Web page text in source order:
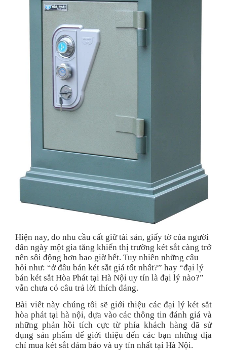
Hiện nay, do nhu cầu cất giữ tài sản, giấy tờ của người
dân ngày một gia tăng khiến thị trường két sắt càng trở
nên sôi động hơn bao giờ hết. Tuy nhiên những câu
hỏi như: “ở đâu bán két sắt giá tốt nhất?” hay “đại lý
bán két sắt Hòa Phát tại Hà Nội uy tín là đại lý nào?”
vẫn chưa có câu trả lời thích đáng.
Bài viết này chúng tôi sẽ giới thiệu các đại lý két sắt
hòa phát tại hà nội, dựa vào các thông tin đánh giá và
những phản hồi tích cực từ phía khách hàng đã sử
dụng sản phẩm để giới thiệu đến các bạn những địa
chỉ mua két sắt đảm bảo và uy tín nhất tại Hà Nội.